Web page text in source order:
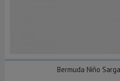
Bermuda Niño